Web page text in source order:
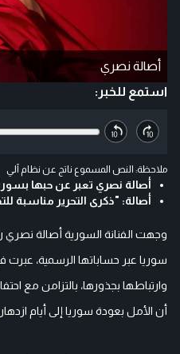
أصالة نصري
استمع للخبر:
ملاحظة: النص المسموع ناتج عن نظام آلي
أصالة نصري تعبر عن حبها
أصالة: "ذكرى التحرير مناسبة
وجهت الفنانة السورية أصالة نصري
سوريا عبر حساباتها الرسمية،
وارتباطها بجذورها، بالتزامن مع
أن الأمل بعودة سوريا إلى أيام